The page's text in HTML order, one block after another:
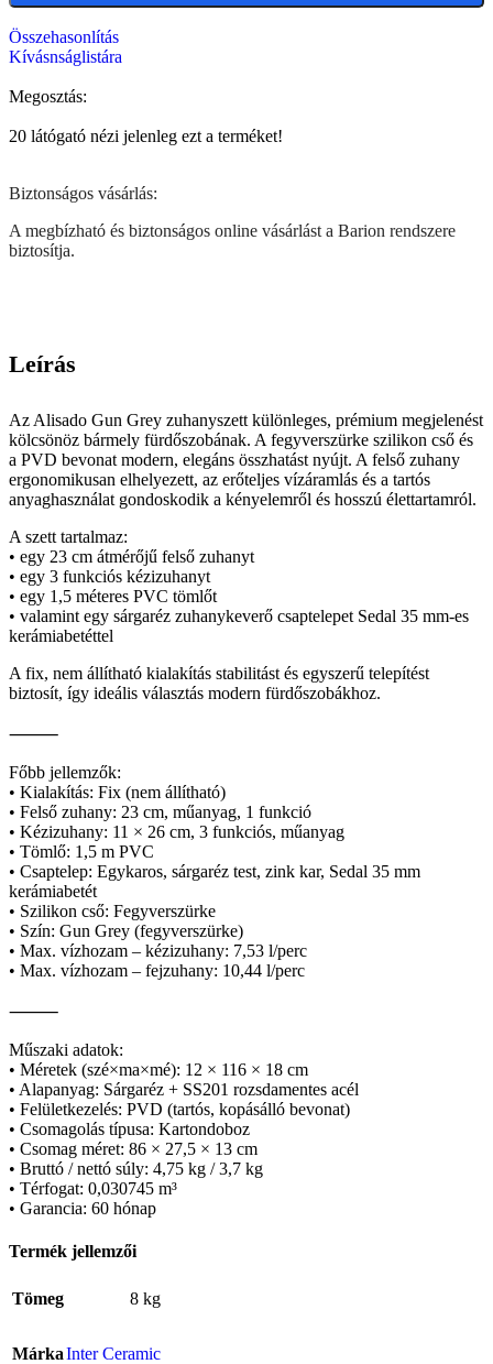
Összehasonlítás
Kívásnságlistára
Megosztás:
20 látógató nézi jelenleg ezt a terméket!
Biztonságos vásárlás:
A megbízható és biztonságos online vásárlást a Barion rendszere
biztosítja.
Leírás
Az Alisado Gun Grey zuhanyszett különleges, prémium megjelenést
kölcsönöz bármely fürdőszobának. A fegyverszürke szilikon cső és
a PVD bevonat modern, elegáns összhatást nyújt. A felső zuhany
ergonomikusan elhelyezett, az erőteljes vízáramlás és a tartós
anyaghasználat gondoskodik a kényelemről és hosszú élettartamról.
A szett tartalmaz:
• egy 23 cm átmérőjű felső zuhanyt
• egy 3 funkciós kézizuhanyt
• egy 1,5 méteres PVC tömlőt
• valamint egy sárgaréz zuhanykeverő csaptelepet Sedal 35 mm-es
kerámiabetéttel
A fix, nem állítható kialakítás stabilitást és egyszerű telepítést
biztosít, így ideális választás modern fürdőszobákhoz.
⸻
Főbb jellemzők:
• Kialakítás: Fix (nem állítható)
• Felső zuhany: 23 cm, műanyag, 1 funkció
• Kézizuhany: 11 × 26 cm, 3 funkciós, műanyag
• Tömlő: 1,5 m PVC
• Csaptelep: Egykaros, sárgaréz test, zink kar, Sedal 35 mm
kerámiabetét
• Szilikon cső: Fegyverszürke
• Szín: Gun Grey (fegyverszürke)
• Max. vízhozam – kézizuhany: 7,53 l/perc
• Max. vízhozam – fejzuhany: 10,44 l/perc
⸻
Műszaki adatok:
• Méretek (szé×ma×mé): 12 × 116 × 18 cm
• Alapanyag: Sárgaréz + SS201 rozsdamentes acél
• Felületkezelés: PVD (tartós, kopásálló bevonat)
• Csomagolás típusa: Kartondoboz
• Csomag méret: 86 × 27,5 × 13 cm
• Bruttó / nettó súly: 4,75 kg / 3,7 kg
• Térfogat: 0,030745 m³
• Garancia: 60 hónap
Termék jellemzői
Tömeg 8 kg
MárkaInter Ceramic